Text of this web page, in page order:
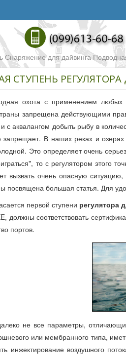
Снаряжение для дайвинга
СТУПЕНЬ
охота с применением любых
запрещена действующими
с аквалангом добыть рыбу в
запрещает. В наших реках и
Это определяет очень
то с регулятором этого
вызвать очень опасную
посвящена большая статья. Для
первой ступени регулятора
должны соответствовать
портов.
не все параметры,
или мембранного типа,
инжектирование воздушного